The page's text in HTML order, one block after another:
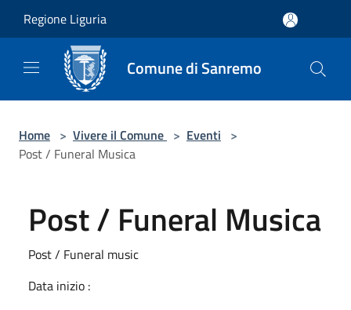
Regione Liguria
Comune di Sanremo
Home > Vivere il Comune > Eventi >
Post / Funeral Musica
Post / Funeral Musica
Post / Funeral music
Data inizio :